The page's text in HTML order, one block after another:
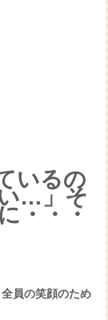
いるの
…」そ
・・・
員の笑顔のため